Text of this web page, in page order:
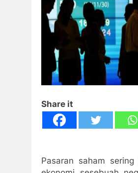
Share it
Pasaran saham